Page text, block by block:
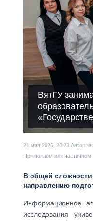
ВятГУ
21 мая 2025, 20:23 Автор:
При полном или частичном
В общей сложности
направлению
Информационное
исследования